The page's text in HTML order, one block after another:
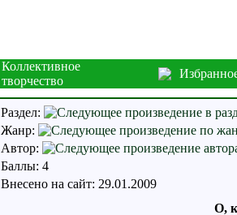
Коллективное
творчество
Раздел:
Жанр:
Автор:
Баллы: 4
Внесено на сайт: 29.01.2009
О,